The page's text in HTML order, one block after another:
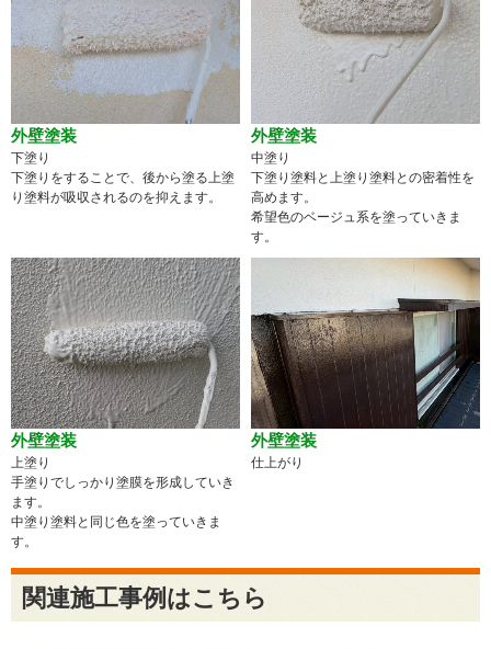
外壁塗装
下塗り
下塗りをすることで、後から塗る上塗
り塗料が吸収されるのを抑えます。
外壁塗装
中塗り
下塗り塗料と上塗り塗料との密着性を
高めます。
希望色のベージュ系を塗っていきま
す。
外壁塗装
上塗り
手塗りでしっかり塗膜を形成していき
ます。
中塗り塗料と同じ色を塗っていきま
す。
外壁塗装
仕上がり
関連施工事例はこちら